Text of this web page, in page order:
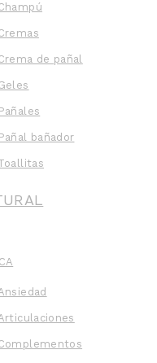
de pañal
Pañales
Pañal bañador